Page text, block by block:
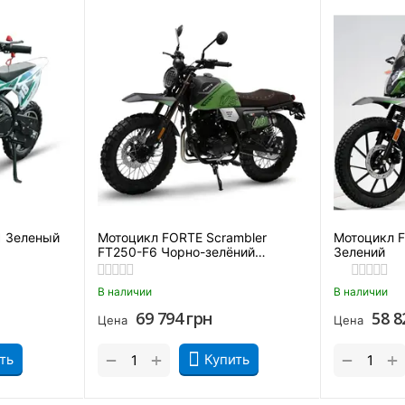
амортизаторами
Расход топлива
Главная передача
Вес
Рама
Объем бензобака
Стояночный тормоз
Свет / звук
Кнопка вкл / выкл.
свет
Зеленый
Мотоцикл FORTE Scrambler
FT250-F6 Чорно-зелёний
(матовий)
В наличии
Цена 69 794грн
Купить
+
−
Мотоцикл
Зелений
В наличии
Цена 58
+
−